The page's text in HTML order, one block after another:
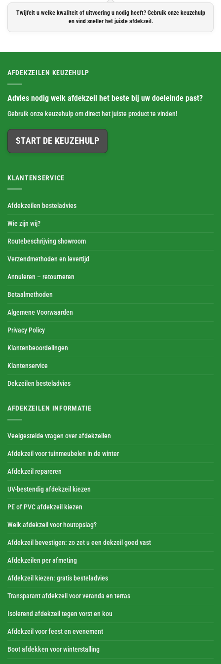
Twijfelt u welke kwaliteit of uitvoering u nodig heeft? Gebruik onze keuzehulp
en vind sneller het juiste afdekzeil.
AFDEKZEILEN KEUZEHULP
Advies nodig welk afdekzeil het beste bij uw doeleinde past?
Gebruik onze keuzehulp om direct het juiste product te vinden!
START DE KEUZEHULP
KLANTENSERVICE
Afdekzeilen besteladvies
Wie zijn wij?
Routebeschrijving showroom
Verzendmethoden en levertijd
Annuleren – retourneren
Betaalmethoden
Algemene Voorwaarden
Privacy Policy
Klantenbeoordelingen
Klantenservice
Dekzeilen besteladvies
AFDEKZEILEN INFORMATIE
Veelgestelde vragen over afdekzeilen
Afdekzeil voor tuinmeubelen in de winter
Afdekzeil repareren
UV-bestendig afdekzeil kiezen
PE of PVC afdekzeil kiezen
Welk afdekzeil voor houtopslag?
Afdekzeil bevestigen: zo zet u een dekzeil goed vast
Afdekzeilen per afmeting
Afdekzeil kiezen: gratis besteladvies
Transparant afdekzeil voor veranda en terras
Isolerend afdekzeil tegen vorst en kou
Afdekzeil voor feest en evenement
Boot afdekken voor winterstalling